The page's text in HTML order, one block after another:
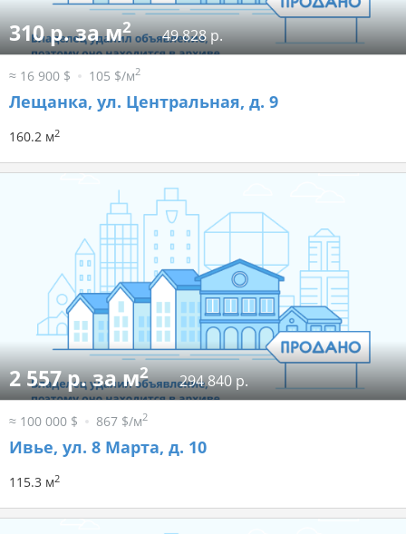
310 р. за м2 49 828 р.
≈ 16 900 $ 105 $/м2
Лещанка, ул. Центральная, д. 9
160.2 м2
2 557 р. за м2 294 840 р.
≈ 100 000 $ 867 $/м2
Ивье, ул. 8 Марта, д. 10
115.3 м2